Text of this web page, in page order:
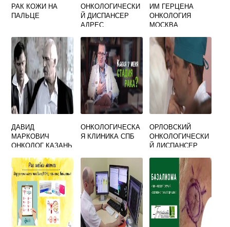
РАК КОЖИ НА
ПАЛЬЦЕ
ОНКОЛОГИЧЕСКИ
Й ДИСПАНСЕР
АДРЕС
ИМ ГЕРЦЕНА
ОНКОЛОГИЯ
МОСКВА
ДАВИД
МАРКОВИЧ
ОНКОЛОГ КАЗАНЬ
ОНКОЛОГИЧЕСКА
Я КЛИНИКА СПБ
ОРЛОВСКИЙ
ОНКОЛОГИЧЕСКИ
Й ДИСПАНСЕР